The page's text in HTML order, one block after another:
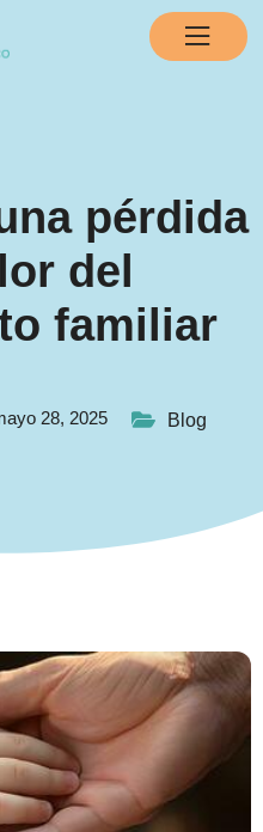
pérdida
del
familiar
28, 2025 Blog